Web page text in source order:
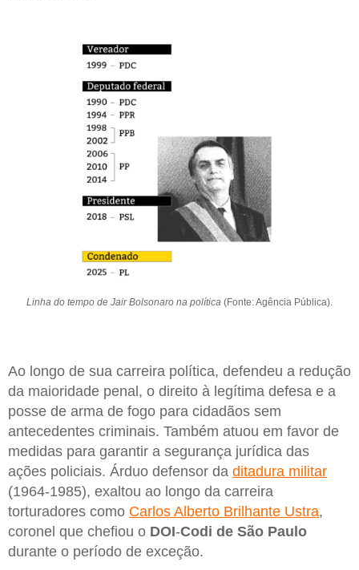
Linha do tempo de Jair Bolsonaro na política (Fonte: Agência Pública).
Ao longo de sua carreira política, defendeu a redução
da maioridade penal, o direito à legítima defesa e a
posse de arma de fogo para cidadãos sem
antecedentes criminais. Também atuou em favor de
medidas para garantir a segurança jurídica das
ações policiais. Árduo defensor da ditadura militar
(1964-1985), exaltou ao longo da carreira
torturadores como Carlos Alberto Brilhante Ustra,
coronel que chefiou o DOI-Codi de São Paulo
durante o período de exceção.